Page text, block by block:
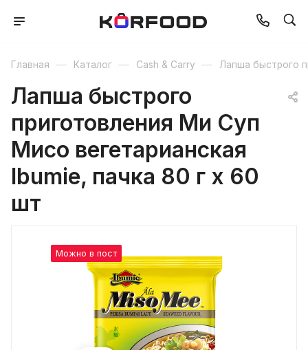
Главная — Каталог — Cash & Carry — Лапша быстрого
Лапша быстрого
приготовления Ми Суп
Мисо вегетарианская
Ibumie, пачка 80 г х 60
шт
Можно в пост